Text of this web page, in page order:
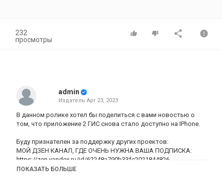
232
просмотры
admin
Издатель Apr 23, 2023
В данном ролике хотел бы поделиться с вами новостью о
том, что приложение 2 ГИС снова стало доступно на IPhone.
Буду признателен за поддержку других проектов:
МОЙ ДЗЕН КАНАЛ, ГДЕ ОЧЕНЬ НУЖНА ВАША ПОДПИСКА:
https://zen.yandex.ru/id/62248a790b33fc2021844826
Мой основной ДЗЕН канал:
ПОКАЗАТЬ БОЛЬШЕ